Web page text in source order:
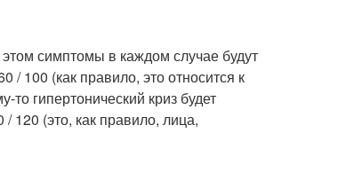
симптомы в каждом случае будут
/ 100 (как правило, это относится к
гипертонический криз будет
120 (это, как правило, лица,